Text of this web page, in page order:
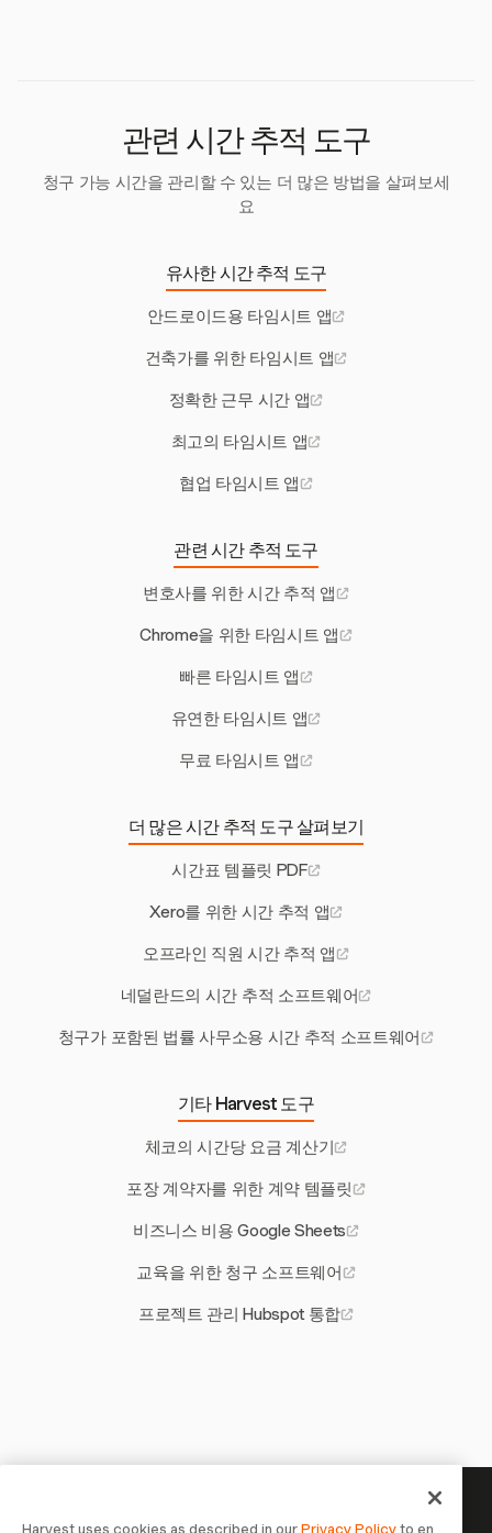
관련 시간 추적 도구
청구 가능 시간을 관리할 수 있는 더 많은 방법을 살펴보세
요
유사한 시간 추적 도구
안드로이드용 타임시트 앱
건축가를 위한 타임시트 앱
정확한 근무 시간 앱
최고의 타임시트 앱
협업 타임시트 앱
관련 시간 추적 도구
변호사를 위한 시간 추적 앱
Chrome을 위한 타임시트 앱
빠른 타임시트 앱
유연한 타임시트 앱
무료 타임시트 앱
더 많은 시간 추적 도구 살펴보기
시간표 템플릿 PDF
Xero를 위한 시간 추적 앱
오프라인 직원 시간 추적 앱
네덜란드의 시간 추적 소프트웨어
청구가 포함된 법률 사무소용 시간 추적 소프트웨어
기타 Harvest 도구
체코의 시간당 요금 계산기
포장 계약자를 위한 계약 템플릿
비즈니스 비용 Google Sheets
교육을 위한 청구 소프트웨어
프로젝트 관리 Hubspot 통합
당신의 시간은 기록할 가치가 있
Harvest uses cookies as described in ourPrivacy Policyto en